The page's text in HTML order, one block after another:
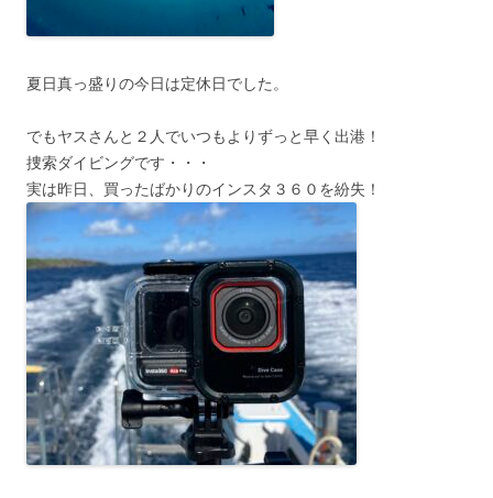
夏日真っ盛りの今日は定休日でした。
でもヤスさんと２人でいつもよりずっと早く出港！
捜索ダイビングです・・・
実は昨日、買ったばかりのインスタ３６０を紛失！